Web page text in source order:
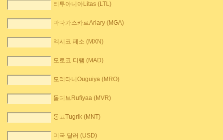
리투아니아Litas (LTL)
마다가스카르Ariary (MGA)
멕시코 페소 (MXN)
모로코 디램 (MAD)
모리타니Ouguiya (MRO)
몰디브Rufiyaa (MVR)
몽고Tugrik (MNT)
미국 달러 (USD)